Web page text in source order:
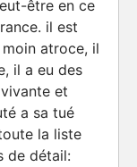
être en ce
il est
atroce, il
il a eu des
et
a sa tué
la liste
de détail: